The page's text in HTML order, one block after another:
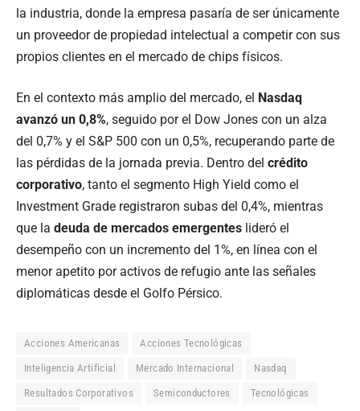
la industria, donde la empresa pasaría de ser únicamente
un proveedor de propiedad intelectual a competir con sus
propios clientes en el mercado de chips físicos.
En el contexto más amplio del mercado, el Nasdaq
avanzó un 0,8%, seguido por el Dow Jones con un alza
del 0,7% y el S&P 500 con un 0,5%, recuperando parte de
las pérdidas de la jornada previa. Dentro del crédito
corporativo, tanto el segmento High Yield como el
Investment Grade registraron subas del 0,4%, mientras
que la deuda de mercados emergentes lideró el
desempeño con un incremento del 1%, en línea con el
menor apetito por activos de refugio ante las señales
diplomáticas desde el Golfo Pérsico.
Acciones Americanas Acciones Tecnológicas
Inteligencia Artificial Mercado Internacional Nasdaq
Resultados Corporativos Semiconductores Tecnológicas